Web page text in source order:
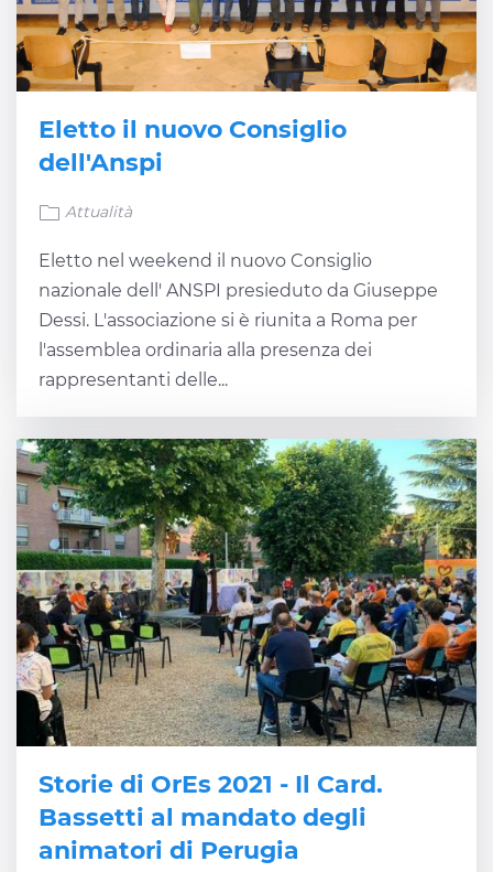
Eletto il nuovo Consiglio
dell'Anspi
Attualità
Eletto nel weekend il nuovo Consiglio
nazionale dell' ANSPI presieduto da Giuseppe
Dessi. L'associazione si è riunita a Roma per
l'assemblea ordinaria alla presenza dei
rappresentanti delle...
Storie di OrEs 2021 - Il Card.
Bassetti al mandato degli
animatori di Perugia